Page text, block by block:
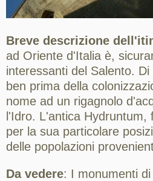
Breve descrizione
ad Oriente d'Italia è,
interessanti del Salento.
ben prima della
nome ad un rigagnolo
l'Idro. L'antica
per la sua particolare
delle popolazioni
Da vedere: I monumenti